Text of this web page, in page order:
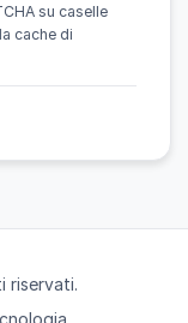
su caselle
cache di
riservati.